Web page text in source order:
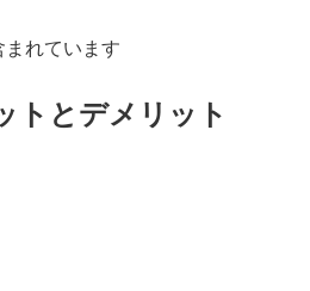
まれています
トとデメリット